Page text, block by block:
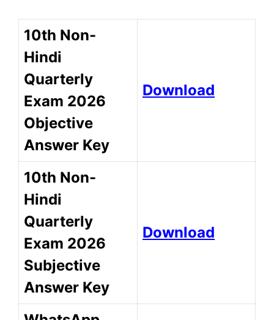
10th Non-
Hindi
Quarterly
Exam 2026
Objective
Answer Key
Download
10th Non-
Hindi
Quarterly
Exam 2026
Subjective
Answer Key
Download